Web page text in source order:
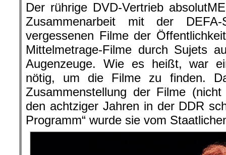
Der rührige DVD-Vertrieb
Zusammenarbeit mit der
vergessenen Filme der
Mittelmetrage-Filme durch Sujets
Augenzeuge. Wie es heißt, war
nötig, um die Filme zu finden.
Zusammenstellung der Filme
den achtziger Jahren in der DDR
Programm“ wurde sie vom